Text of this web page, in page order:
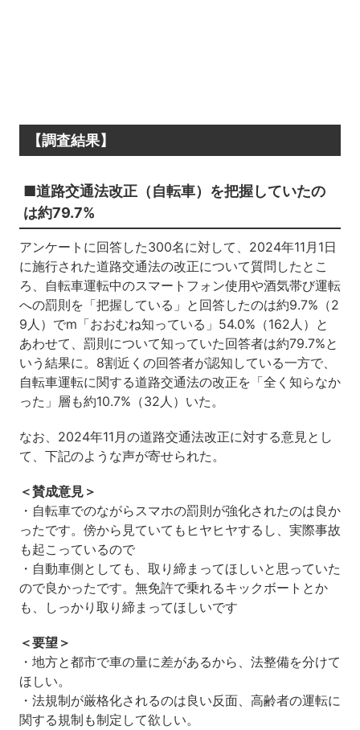
【調査結果】
■道路交通法改正（自転車）を把握していたの
は約79.7%
アンケートに回答した300名に対して、2024年11月1日
に施行された道路交通法の改正について質問したとこ
ろ、自転車運転中のスマートフォン使用や酒気帯び運転
への罰則を「把握している」と回答したのは約9.7%（2
9人）でm「おおむね知っている」54.0%（162人）と
あわせて、罰則について知っていた回答者は約79.7%と
いう結果に。8割近くの回答者が認知している一方で、
自転車運転に関する道路交通法の改正を「全く知らなか
った」層も約10.7%（32人）いた。
なお、2024年11月の道路交通法改正に対する意見とし
て、下記のような声が寄せられた。
＜賛成意見＞
・自転車でのながらスマホの罰則が強化されたのは良か
ったです。傍から見ていてもヒヤヒヤするし、実際事故
も起こっているので
・自動車側としても、取り締まってほしいと思っていた
ので良かったです。無免許で乗れるキックボートとか
も、しっかり取り締まってほしいです
＜要望＞
・地方と都市で車の量に差があるから、法整備を分けて
ほしい。
・法規制が厳格化されるのは良い反面、高齢者の運転に
関する規制も制定して欲しい。